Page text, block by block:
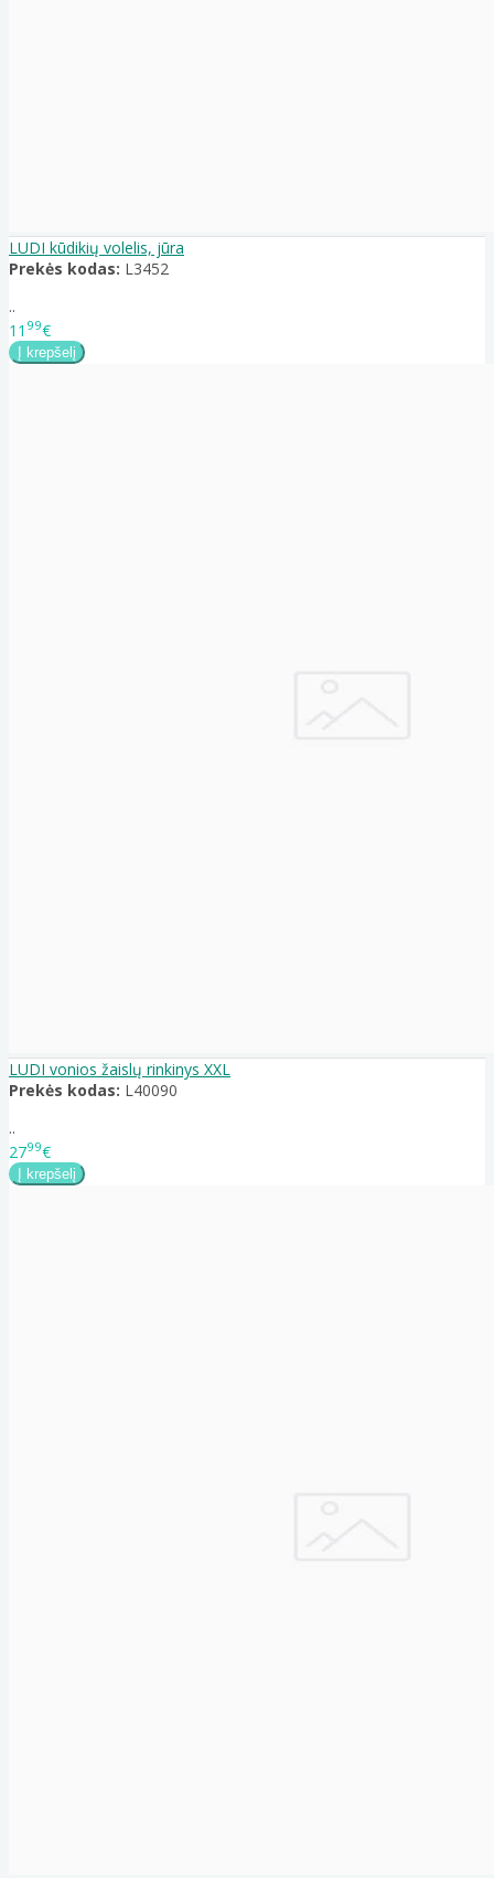
LUDI kūdikių volelis, jūra
Prekės kodas: L3452
..
11 99€
LUDI vonios žaislų rinkinys XXL
Prekės kodas: L40090
..
2799€